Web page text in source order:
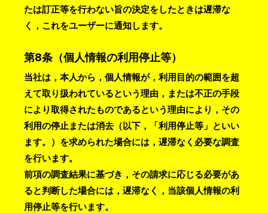
たは訂正等を行わない旨の決定をしたときは遅滞な
く，これをユーザーに通知します。
第8条（個人情報の利用停止等）
当社は，本人から，個人情報が，利用目的の範囲を超
えて取り扱われているという理由，または不正の手段
により取得されたものであるという理由により，その
利用の停止または消去（以下，「利用停止等」といい
ます。）を求められた場合には，遅滞なく必要な調査
を行います。
前項の調査結果に基づき，その請求に応じる必要があ
ると判断した場合には，遅滞なく，当該個人情報の利
用停止等を行います。